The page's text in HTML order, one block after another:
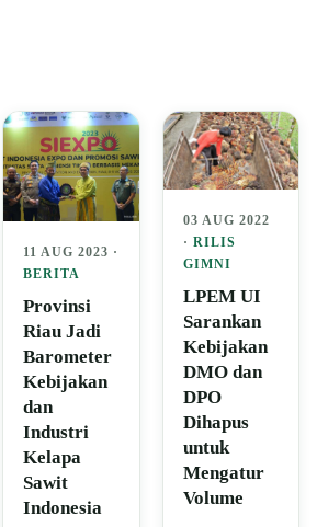
11 AUG 2023 ·
BERITA
Provinsi
Riau Jadi
Barometer
Kebijakan
dan
Industri
Kelapa
Sawit
Indonesia
03 AUG 2022
· RILIS
GIMNI
LPEM UI
Sarankan
Kebijakan
DMO dan
DPO
Dihapus
untuk
Mengatur
Volume